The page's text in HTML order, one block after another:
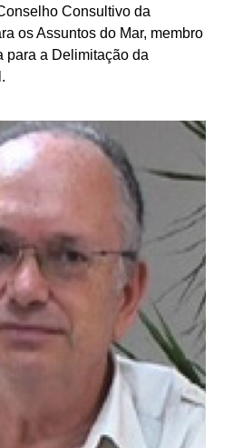
Consultivo da
os Assuntos do Mar, membro
para a Delimitação da